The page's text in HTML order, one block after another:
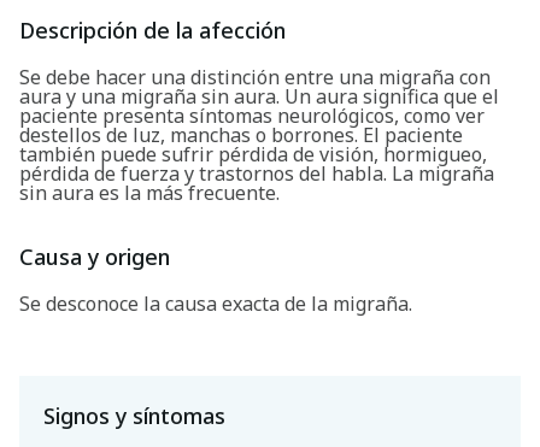
Descripción de la afección
Se debe hacer una distinción entre una migraña con
aura y una migraña sin aura. Un aura significa que el
paciente presenta síntomas neurológicos, como ver
destellos de luz, manchas o borrones. El paciente
también puede sufrir pérdida de visión, hormigueo,
pérdida de fuerza y trastornos del habla. La migraña
sin aura es la más frecuente.
Causa y origen
Se desconoce la causa exacta de la migraña.
Signos y síntomas